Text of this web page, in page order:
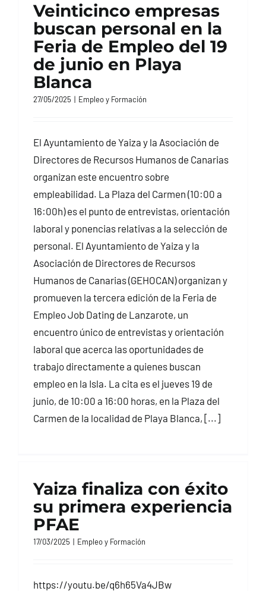
Veinticinco empresas
buscan personal en la
Feria de Empleo del 19
de junio en Playa
Blanca
27/05/2025 | Empleo y Formación
El Ayuntamiento de Yaiza y la Asociación de
Directores de Recursos Humanos de Canarias
organizan este encuentro sobre
empleabilidad. La Plaza del Carmen (10:00 a
16:00h) es el punto de entrevistas, orientación
laboral y ponencias relativas a la selección de
personal. El Ayuntamiento de Yaiza y la
Asociación de Directores de Recursos
Humanos de Canarias (GEHOCAN) organizan y
promueven la tercera edición de la Feria de
Empleo Job Dating de Lanzarote, un
encuentro único de entrevistas y orientación
laboral que acerca las oportunidades de
trabajo directamente a quienes buscan
empleo en la Isla. La cita es el jueves 19 de
junio, de 10:00 a 16:00 horas, en la Plaza del
Carmen de la localidad de Playa Blanca, [...]
Yaiza finaliza con éxito
su primera experiencia
PFAE
17/03/2025 | Empleo y Formación
https://youtu.be/q6h65Va4JBw